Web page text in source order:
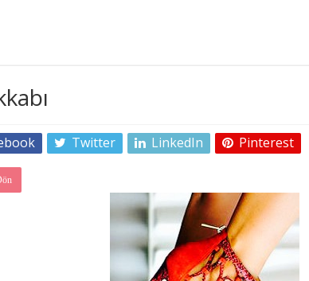
Twitter LinkedIn Pinterest